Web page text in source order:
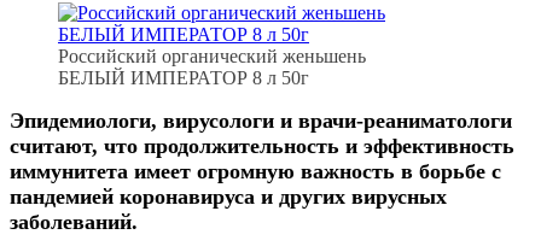
Российский органический женьшень
БЕЛЫЙ ИМПЕРАТОР 8 л 50г
Эпидемиологи, вирусологи и врачи-реаниматологи
считают, что продолжительность и эффективность
иммунитета имеет огромную важность в борьбе с
пандемией коронавируса и других вирусных
заболеваний.